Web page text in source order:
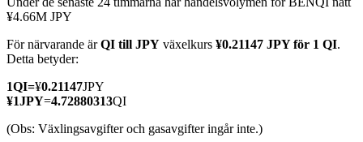
TradFi
Derivat för aktier, valuta, ädelmetaller och råvaror
¥4.66M JPY
För närvarande ärQI till JPY växelkurs ¥0.21147 JPY för 1 QI.
Detta betyder:
1QI=¥0.21147JPY
¥1JPY=4.72880313QI
(Obs: Växlingsavgifter och gasavgifter ingår inte.)